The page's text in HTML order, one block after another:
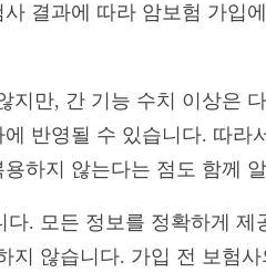
결과에 따라 암보험 가입
만, 간 기능 수치 이상은
반영될 수 있습니다. 따라
하지 않는다는 점도 함께
. 모든 정보를 정확하게 제
지 않습니다. 가입 전 보험